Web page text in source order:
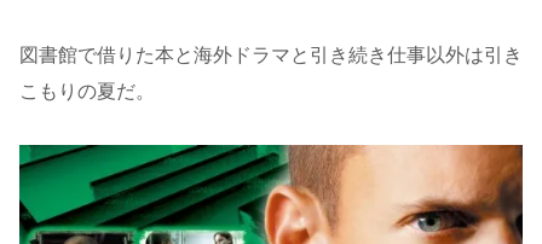
図書館で借りた本と海外ドラマと引き続き仕事以外は引き
こもりの夏だ。